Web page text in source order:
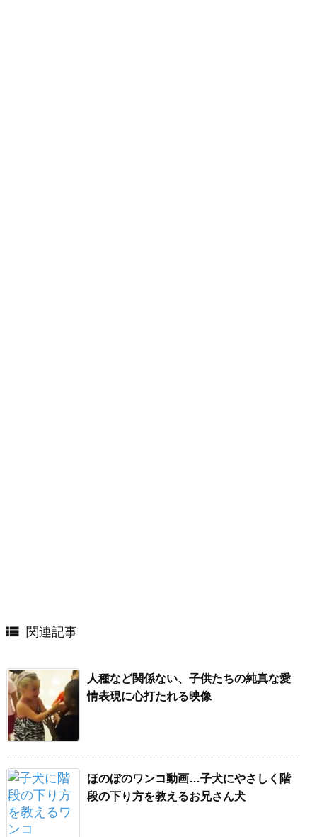
 関連記事
人種など関係ない、子供たちの純真な愛
情表現に心打たれる映像
ほのぼのワンコ動画…子犬にやさしく階
段の下り方を教えるお兄さん犬